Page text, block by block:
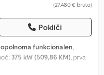
(27.480 € bruto)
Pokliči
funkcionalen,
375 kW (509,86 KM), prva